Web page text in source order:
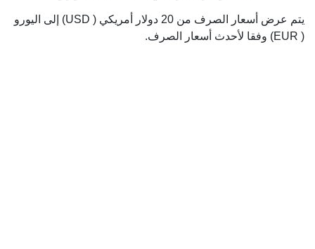
يتم عرض أسعار الصرف من 20 دولار أمريكي ( USD) إلى اليورو
( EUR) وفقا لأحدث أسعار الصرف.